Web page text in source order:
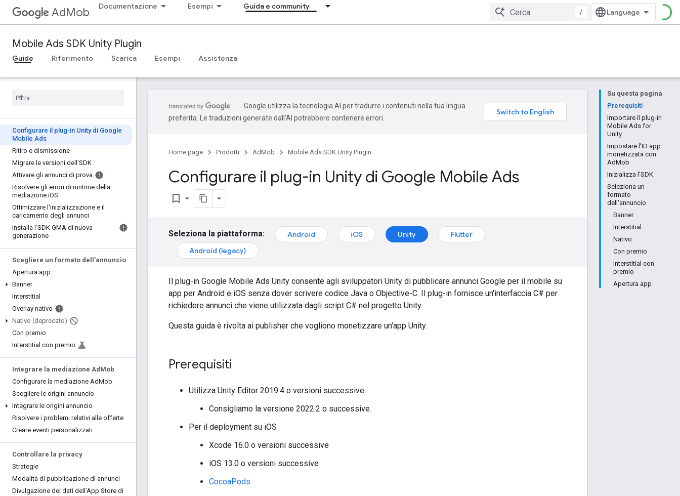
AdMob Documentazione Esempi Guida e community
/
Mobile Ads SDK Unity Plugin
Guide Riferimento Scarica Esempi Assistenza
Configurare il plug-in Unity di Google
Mobile Ads
Ritiro e dismissione
Migrare le versioni dell'SDK
Attivare gli annunci di prova
Risolvere gli errori di runtime della
mediazione iOS
Ottimizzare l'inizializzazione e il
caricamento degli annunci
Installa l'SDK GMA di nuova
generazione
Scegliere un formato dell'annuncio
Apertura app
Banner
Interstitial
Overlay nativo
Nativo (deprecato)
Con premio
Interstitial con premio
Integrare la mediazione Ad Mob
Configurare la mediazione AdMob
Scegliere le origini annuncio
Integrare le origini annuncio
Risolvere i problemi relativi alle offerte
Creare eventi personalizzati
Controllare la privacy
Strategie
Modalità di pubblicazione di annunci
Divulgazione dei dati dell'App Store di
Su questa pagina
Prerequisiti
Importare il plug-in
Mobile Ads for
Unity
Impostare l'ID app
monetizzata con
AdMob
Inizializza l'SDK
Seleziona un
formato
dell'annuncio
Banner
Interstitial
Nativo
Con premio
Interstitial con
premio
Apertura app
Google utilizza la tecnologia AI per tradurre i contenuti nella tua lingua
preferita. Le traduzioni generate dall'AI potrebbero contenere errori.
Home page Prodotti AdMob Mobile Ads SDK Unity Plugin
Configurare il plug-in Unity di Google Mobile Ads
bookmark_border
Seleziona la piattaforma: Android iOS Unity
Flutter
Android (legacy)
Il plug-in Google Mobile Ads Unity consente agli sviluppatori Unity di pubblicare annunci Google per il mobile su
app per Android e iOS senza dover scrivere codice Java o Objective-C. Il plug-in fornisce un'interfaccia C# per
richiedere annunci che viene utilizzata dagli script C# nel progetto Unity.
Questa guida è rivolta ai publisher che vogliono monetizzare un'app Unity.
Prerequisiti
Utilizza Unity Editor 2019.4 o versioni successive.
Consigliamo la versione 2022.2 o successive.
Per il deployment su iOS
Xcode 16.0 o versioni successive
iOS 13.0 o versioni successive
CocoaPods